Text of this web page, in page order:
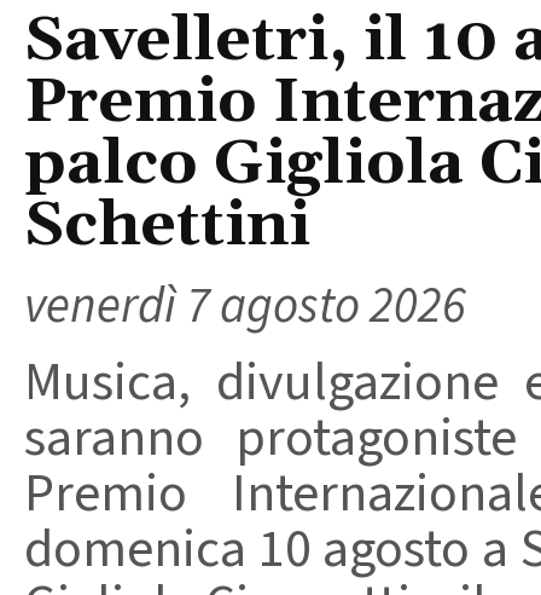
Savelletri, il 10
Premio
palco Gigliola
Schettini
venerdì 7 agosto 2026
Musica,
saranno
Premio
domenica 10 agosto